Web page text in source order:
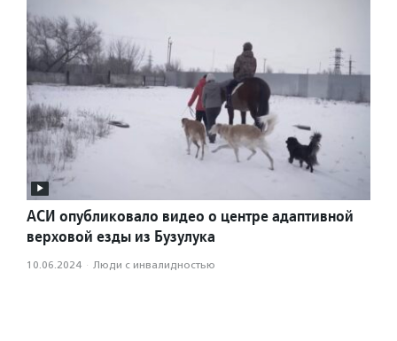
АСИ опубликовало видео о центре адаптивной
верховой езды из Бузулука
10.06.2024 · Люди с инвалидностью